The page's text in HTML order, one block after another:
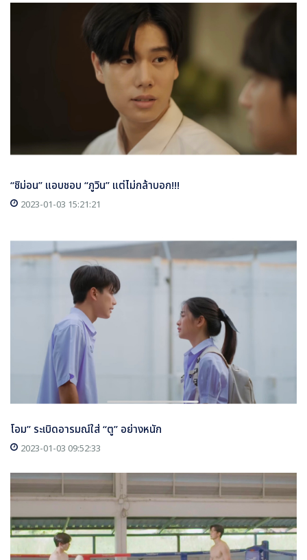
“ชิม่อน” แอบชอบ “ภูวิน” แต่ไม่กล้าบอก!!!
2023-01-03 15:21:21
โอม” ระเบิดอารมณ์ใส่ “ตู” อย่างหนัก
2023-01-03 09:52:33